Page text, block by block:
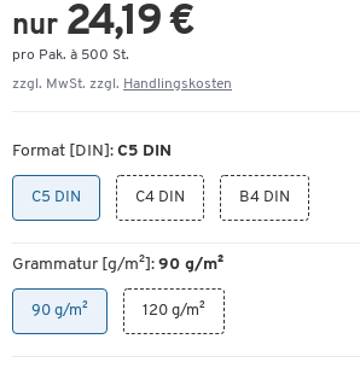
nur 24,19 €
pro Pak. à 500 St.
zzgl. MwSt. zzgl. Handlingskosten
Format [DIN]: C5 DIN
C5 DIN C4 DIN B4 DIN
Grammatur [g/m²]: 90 g/m²
90 g/m² 120 g/m²